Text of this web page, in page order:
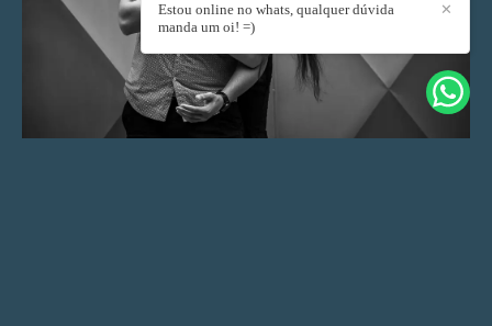
✕
Estou online no whats, qualquer dúvida
manda um oi! =)